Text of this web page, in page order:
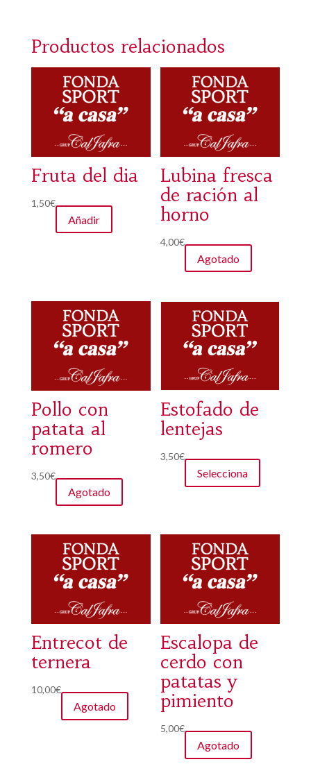
Productos relacionados
Fruta del dia
1,50€
Añadir
Lubina fresca
de ración al
horno
4,00€
Agotado
Pollo con
patata al
romero
3,50€
Agotado
Estofado de
lentejas
3,50€
Selecciona
Entrecot de
ternera
10,00€
Agotado
Escalopa de
cerdo con
patatas y
pimiento
5,00€
Agotado